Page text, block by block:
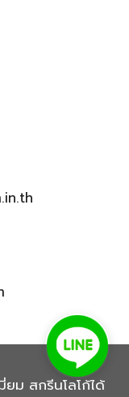
ม สกรีนโลโก้ได้